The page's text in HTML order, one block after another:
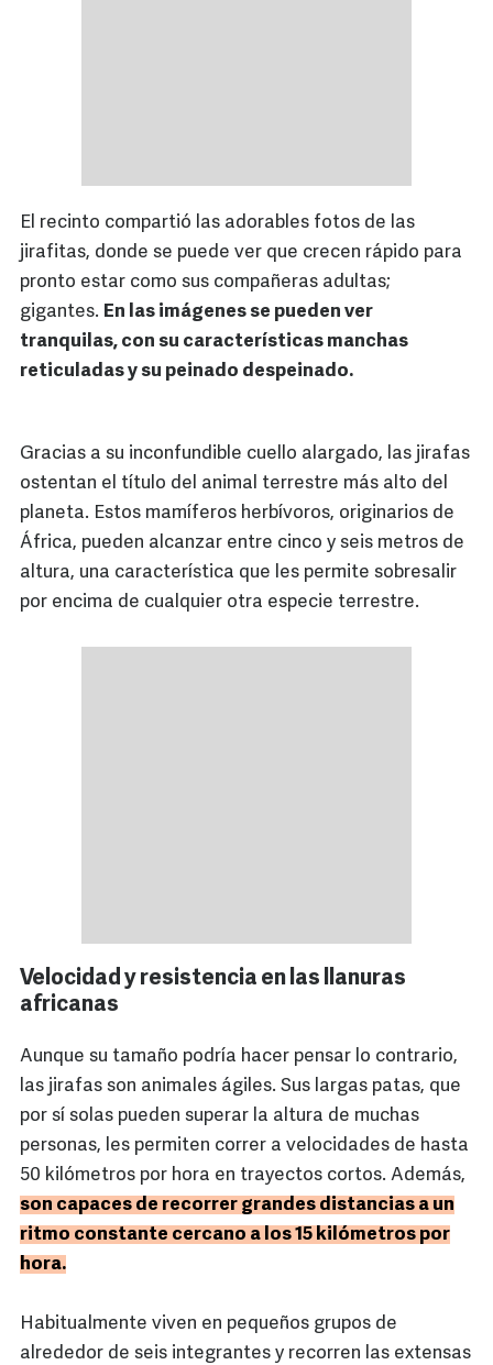
El recinto compartió las adorables fotos de las
jirafitas, donde se puede ver que crecen rápido para
pronto estar como sus compañeras adultas;
gigantes. En las imágenes se pueden ver
tranquilas, con su características manchas
reticuladas y su peinado despeinado.
Gracias a su inconfundible cuello alargado, las jirafas
ostentan el título del animal terrestre más alto del
planeta. Estos mamíferos herbívoros, originarios de
África, pueden alcanzar entre cinco y seis metros de
altura, una característica que les permite sobresalir
por encima de cualquier otra especie terrestre.
Velocidad y resistencia en las llanuras
africanas
Aunque su tamaño podría hacer pensar lo contrario,
las jirafas son animales ágiles. Sus largas patas, que
por sí solas pueden superar la altura de muchas
personas, les permiten correr a velocidades de hasta
50 kilómetros por hora en trayectos cortos. Además,
son capaces de recorrer grandes distancias a un
ritmo constante cercano a los 15 kilómetros por
hora.
Habitualmente viven en pequeños grupos de
alrededor de seis integrantes y recorren las extensas